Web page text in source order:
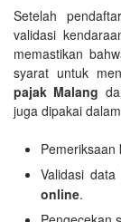
Setelah
validasi
memastikan
syarat untuk
pajak Malang
juga dipakai
Pemeriksaan
Validasi data
online.